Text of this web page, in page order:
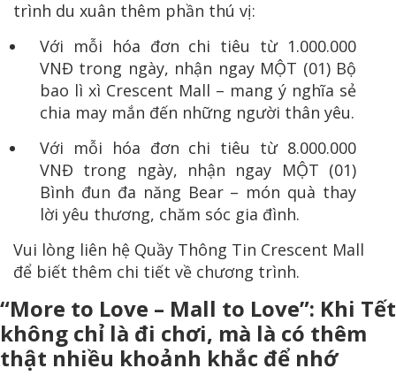
trình du xuân thêm phần thú vị:
Với mỗi hóa đơn chi tiêu từ 1.000.000
VNĐ trong ngày, nhận ngay MỘT (01) Bộ
bao lì xì Crescent Mall – mang ý nghĩa sẻ
chia may mắn đến những người thân yêu.
Với mỗi hóa đơn chi tiêu từ 8.000.000
VNĐ trong ngày, nhận ngay MỘT (01)
Bình đun đa năng Bear – món quà thay
lời yêu thương, chăm sóc gia đình.
Vui lòng liên hệ Quầy Thông Tin Crescent Mall
để biết thêm chi tiết về chương trình.
“More to Love – Mall to Love”: Khi Tết
không chỉ là đi chơi, mà là có thêm
thật nhiều khoảnh khắc để nhớ